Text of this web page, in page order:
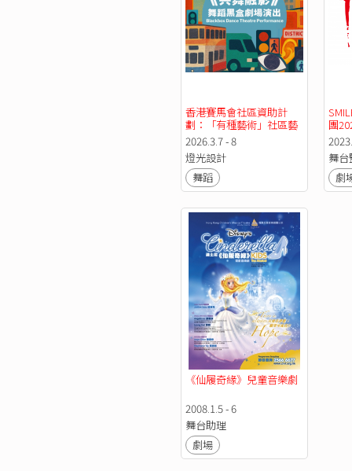
香港賽馬會社區資助計
劃：「有種藝術」社區藝
術計劃──社區舞蹈黑盒
劇場演出《共舞融影》
2026.3.7 - 8
燈光設計
舞蹈
團
舞台
劇
《仙履奇緣》兒童音樂劇
2008.1.5 - 6
舞台助理
劇場